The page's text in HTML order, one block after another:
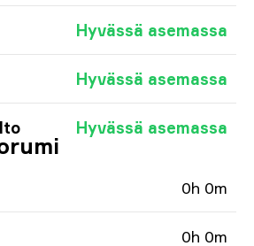
Hyvässä asemassa
Hyvässä asemassa
Hyvässä asemassa
0h 0m
0h 0m